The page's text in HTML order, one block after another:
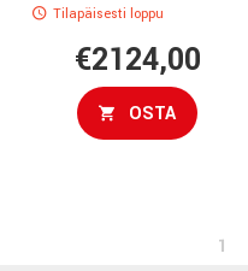
Tilapäisesti loppu
€2124,00
OSTA
1